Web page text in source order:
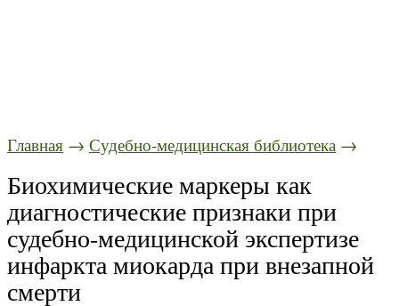
Главная → Судебно-медицинская библиотека →
Биохимические маркеры как
диагностические признаки при
судебно-медицинской экспертизе
инфаркта миокарда при внезапной
смерти